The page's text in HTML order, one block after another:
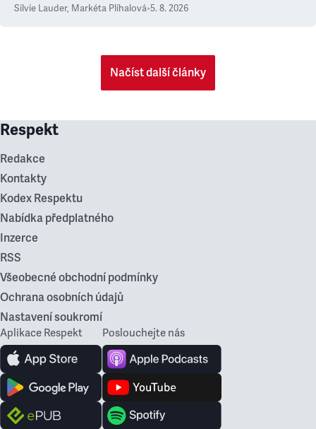
Silvie Lauder, Markéta Plíhalová•5. 8. 2026
Načíst další články
Respekt
Redakce
Kontakty
Kodex Respektu
Nabídka předplatného
Inzerce
RSS
Všeobecné obchodní podmínky
Ochrana osobních údajů
Nastavení soukromí
Aplikace Respekt Poslouchejte nás